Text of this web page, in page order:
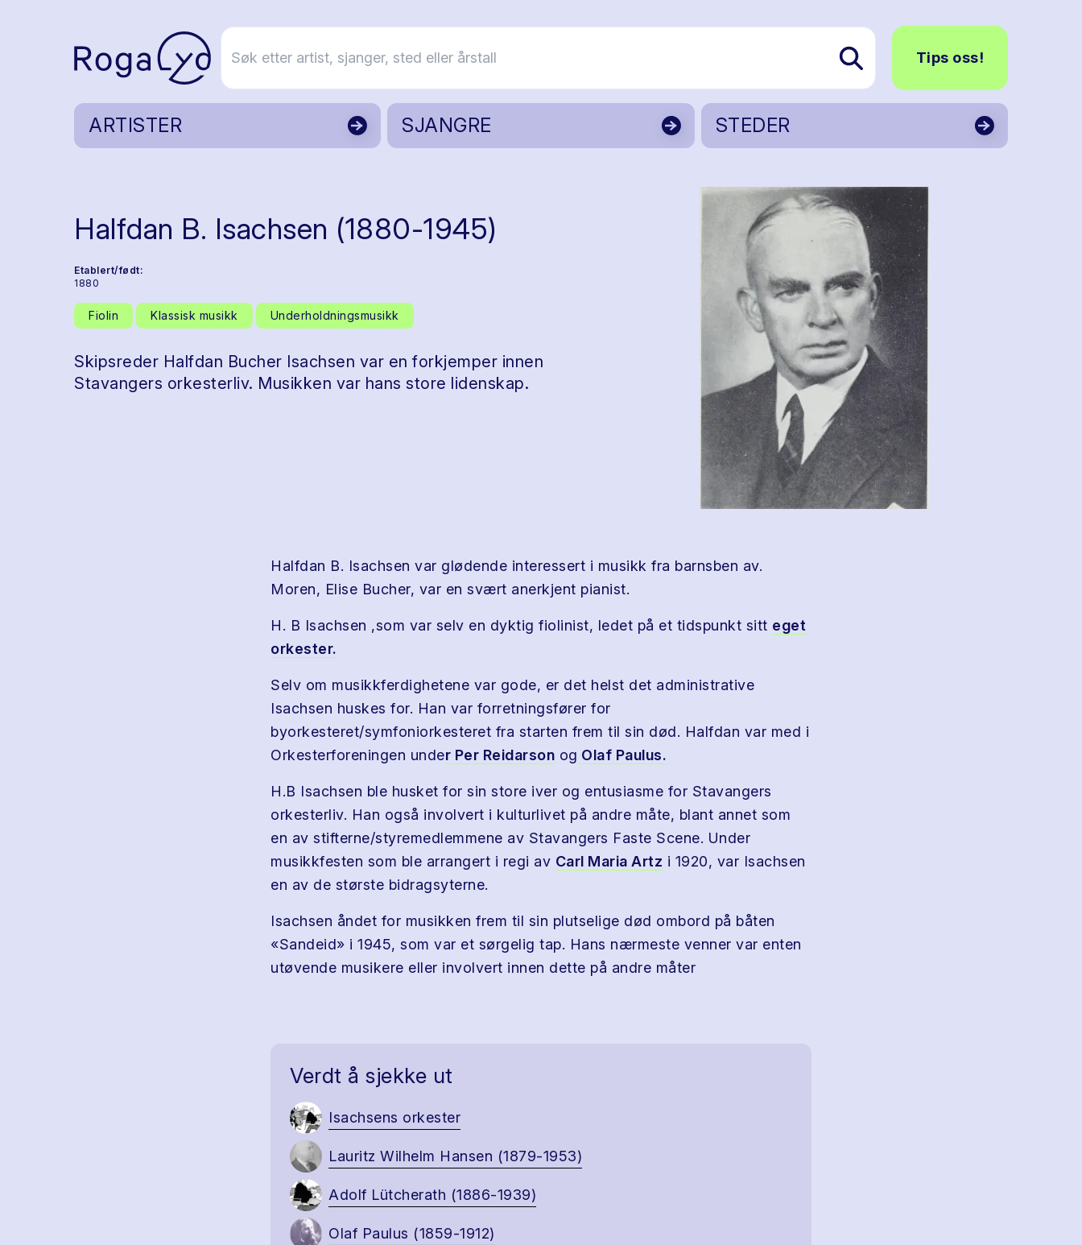
Tips oss!
ARTISTER SJANGRE STEDER
Halfdan B. Isachsen (1880-1945)
Etablert/født:
1880
Fiolin Klassisk musikk Underholdningsmusikk
Skipsreder Halfdan Bucher Isachsen var en forkjemper innen
Stavangers orkesterliv. Musikken var hans store lidenskap.
Halfdan B. Isachsen var glødende interessert i musikk fra barnsben av.
Moren, Elise Bucher, var en svært anerkjent pianist.
H. B Isachsen ,som var selv en dyktig fiolinist, ledet på et tidspunkt sitt eget
orkester.
Selv om musikkferdighetene var gode, er det helst det administrative
Isachsen huskes for. Han var forretningsfører for
byorkesteret/symfoniorkesteret fra starten frem til sin død. Halfdan var med i
Orkesterforeningen under Per Reidarson og Olaf Paulus.
H.B Isachsen ble husket for sin store iver og entusiasme for Stavangers
orkesterliv. Han også involvert i kulturlivet på andre måte, blant annet som
en av stifterne/styremedlemmene av Stavangers Faste Scene. Under
musikkfesten som ble arrangert i regi av Carl Maria Artz i 1920, var Isachsen
en av de største bidragsyterne.
Isachsen åndet for musikken frem til sin plutselige død ombord på båten
«Sandeid» i 1945, som var et sørgelig tap. Hans nærmeste venner var enten
utøvende musikere eller involvert innen dette på andre måter
Verdt å sjekke ut
Isachsens orkester
Lauritz Wilhelm Hansen (1879-1953)
Adolf Lütcherath (1886-1939)
Olaf Paulus (1859-1912)